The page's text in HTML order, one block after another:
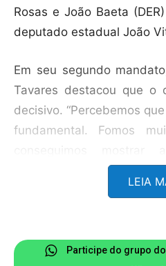
Rosas e João Baeta
deputado estadual João
Em seu segundo
Tavares destacou que o
decisivo. “Percebemos
fundamental. Fomos
Estradas de Rodagem a
moradores. Nosso
LEIA
Participe do grupo